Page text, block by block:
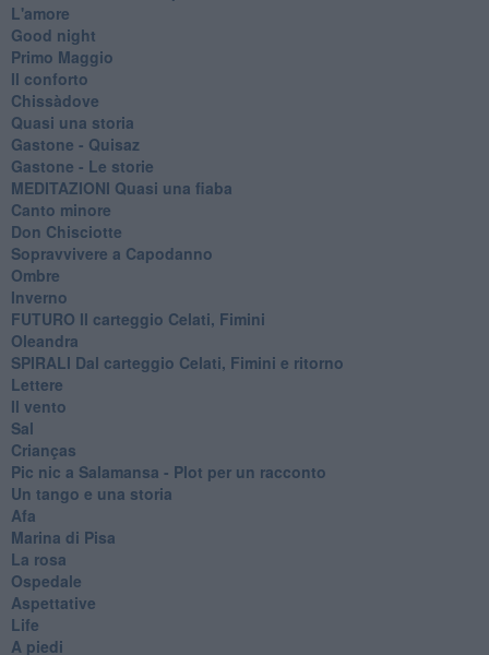
L'amore
Good night
Primo Maggio
Il conforto
Chissàdove
Quasi una storia
Gastone - Quisaz
Gastone - Le storie
MEDITAZIONI Quasi una fiaba
Canto minore
Don Chisciotte
Sopravvivere a Capodanno
Ombre
Inverno
FUTURO Il carteggio Celati, Fimini
Oleandra
SPIRALI Dal carteggio Celati, Fimini e ritorno
Lettere
Il vento
Sal
Crianças
Pic nic a Salamansa - Plot per un racconto
Un tango e una storia
Afa
Marina di Pisa
La rosa
Ospedale
Aspettative
Life
A piedi